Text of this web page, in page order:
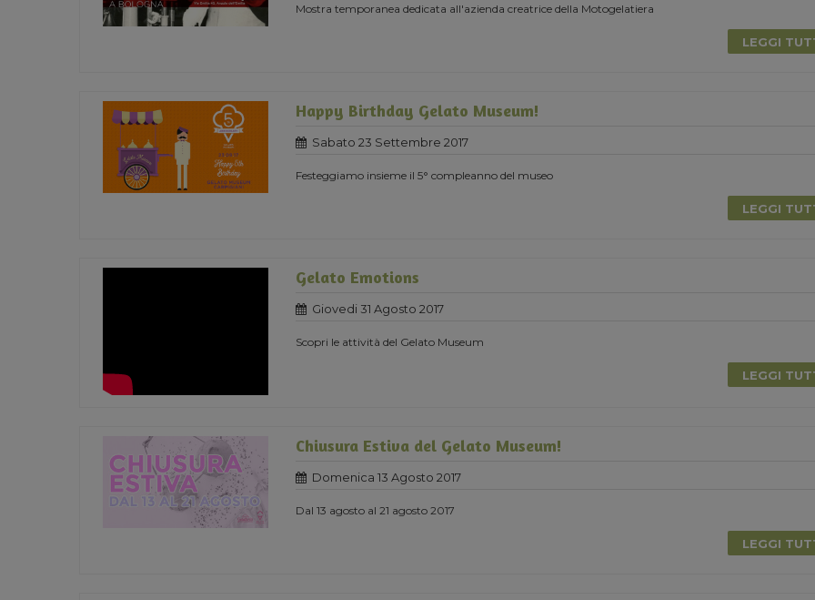
Mostra temporanea dedicata all'azienda creatrice della Motogelatiera
LEGGI
Happy Birthday Gelato Museum!
Sabato 23 Settembre 2017
Festeggiamo insieme il 5° compleanno del museo
LEGGI
Gelato Emotions
Giovedi 31 Agosto 2017
Scopri le attività del Gelato Museum
LEGGI
Chiusura Estiva del Gelato Museum!
Domenica 13 Agosto 2017
Dal 13 agosto al 21 agosto 2017
LEGGI